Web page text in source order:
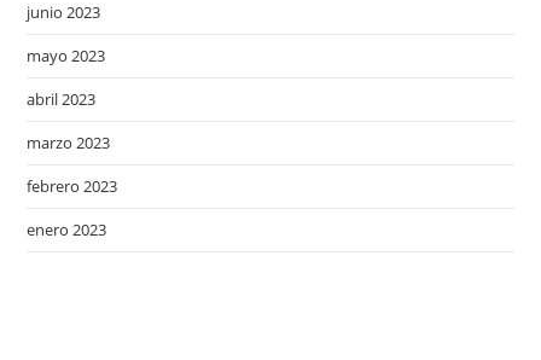
junio 2023
mayo 2023
abril 2023
marzo 2023
febrero 2023
enero 2023